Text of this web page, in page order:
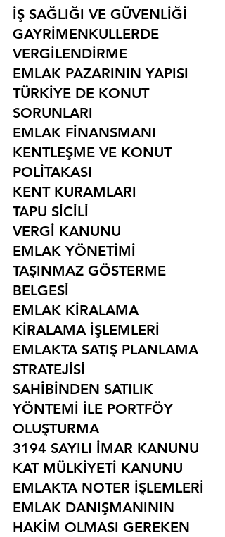
İŞ SAĞLIĞI VE GÜVENLİĞİ
GAYRİMENKULLERDE
VERGİLENDİRME
EMLAK PAZARININ YAPISI
TÜRKİYE DE KONUT
SORUNLARI
EMLAK FİNANSMANI
KENTLEŞME VE KONUT
POLİTAKASI
KENT KURAMLARI
TAPU SİCİLİ
VERGİ KANUNU
EMLAK YÖNETİMİ
TAŞINMAZ GÖSTERME
BELGESİ
EMLAK KİRALAMA
KİRALAMA İŞLEMLERİ
EMLAKTA SATIŞ PLANLAMA
STRATEJİSİ
SAHİBİNDEN SATILIK
YÖNTEMİ İLE PORTFÖY
OLUŞTURMA
3194 SAYILI İMAR KANUNU
KAT MÜLKİYETİ KANUNU
EMLAKTA NOTER İŞLEMLERİ
EMLAK DANIŞMANININ
HAKİM OLMASI GEREKEN